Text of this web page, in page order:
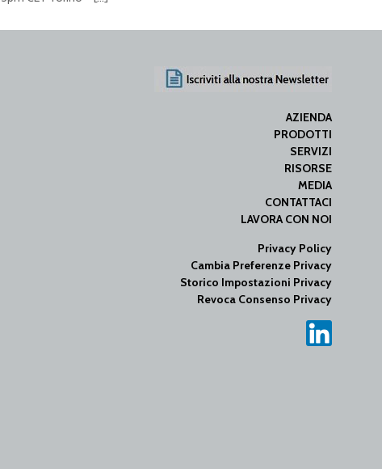
AZIENDA
PRODOTTI
SERVIZI
RISORSE
MEDIA
CONTATTACI
LAVORA CON NOI
Privacy Policy
Cambia Preferenze Privacy
Storico Impostazioni Privacy
Revoca Consenso Privacy